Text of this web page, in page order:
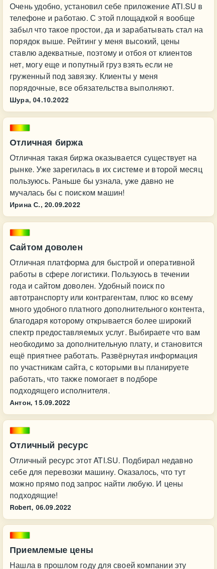
Очень удобно, установил себе приложение ATI.SU в
телефоне и работаю. С этой площадкой я вообще
забыл что такое простои, да и зарабатывать стал на
порядок выше. Рейтинг у меня высокий, цены
ставлю адекватные, поэтому и отбоя от клиентов
нет, могу еще и попутный груз взять если не
груженный под завязку. Клиенты у меня
порядочные, все обязательства выполняют.
Шура, 04.10.2022
Отличная биржа
Отличная такая биржа оказывается существует на
рынке. Уже зарегилась в их системе и второй месяц
пользуюсь. Раньше бы узнала, уже давно не
мучалась бы с поиском машин!
Ирина С., 20.09.2022
Сайтом доволен
Отличная платформа для быстрой и оперативной
работы в сфере логистики. Пользуюсь в течении
года и сайтом доволен. Удобный поиск по
автотранспорту или контрагентам, плюс ко всему
много удобного платного дополнительного контента,
благодаря которому открывается более широкий
спектр предоставляемых услуг. Выбираете что вам
необходимо за дополнительную плату, и становится
ещё приятнее работать. Развёрнутая информация
по участникам сайта, с которыми вы планируете
работать, что также помогает в подборе
подходящего исполнителя.
Антон, 15.09.2022
Отличный ресурс
Отличный ресурс этот ATI.SU. Подбирал недавно
себе для перевозки машину. Оказалось, что тут
можно прямо под запрос найти любую. И цены
подходящие!
Robert, 06.09.2022
Приемлемые цены
Нашла в прошлом году для своей компании эту